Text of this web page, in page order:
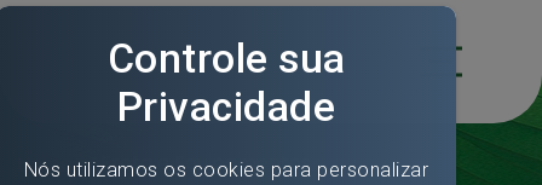
Home»Frota e Equipamentos